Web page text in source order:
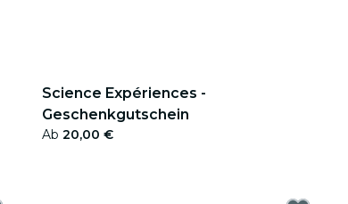
Science Expériences -
Geschenkgutschein
Ab 20,00 €